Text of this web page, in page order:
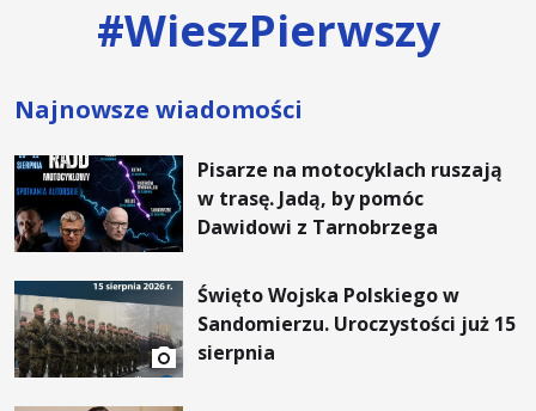
#WieszPierwszy
Najnowsze wiadomości
Pisarze na motocyklach ruszają
w trasę. Jadą, by pomóc
Dawidowi z Tarnobrzega
Święto Wojska Polskiego w
Sandomierzu. Uroczystości już 15
sierpnia